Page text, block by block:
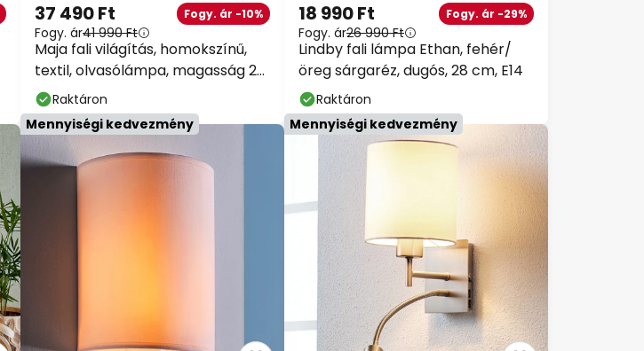
Maja fali világítás, homokszínű,
textil, olvasólámpa, magasság 25
cm
37 490 Ft Fogy. ár -10%
Fogy. ár41 990 Ft
Raktáron
Lindby fali lámpa Ethan, fehér/
öreg sárgaréz, dugós, 28 cm, E14
18 990 Ft Fogy. ár -29%
Fogy. ár26 990 Ft
Raktáron
Mennyiségi kedvezmény Mennyiségi kedvezmény